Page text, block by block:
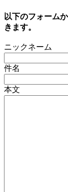
以下のフォーム
きます。
ニックネーム
件名
本文